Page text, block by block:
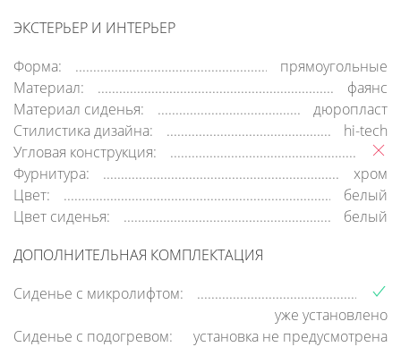
ЭКСТЕРЬЕР И ИНТЕРЬЕР
Форма:
прямоугольные
Материал:
фаянс
Материал сиденья:
дюропласт
Стилистика дизайна:
hi-tech
Угловая конструкция:
Фурнитура:
хром
Цвет:
белый
Цвет сиденья:
белый
ДОПОЛНИТЕЛЬНАЯ КОМПЛЕКТАЦИЯ
Сиденье с микролифтом:
уже установлено
Сиденье с подогревом:
установка не предусмотрена